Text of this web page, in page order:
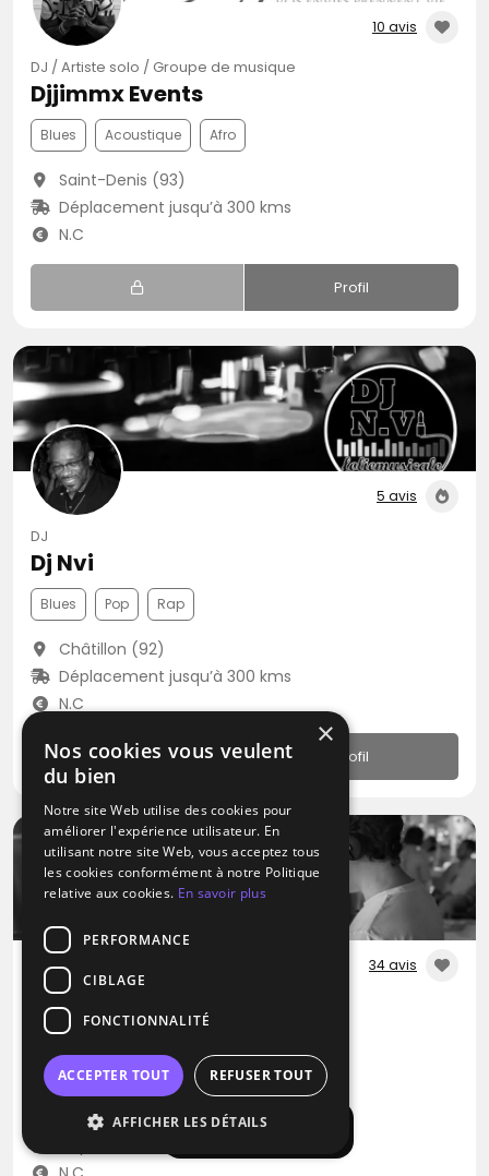
Afficher la carte
10 avis
DJ / Artiste solo / Groupe de musique
Djjimmx Events
Blues Acoustique Afro
Saint-Denis (93)
Déplacement jusqu’à 300 kms
N.C
Profil
5 avis
DJ
Dj Nvi
Blues Pop Rap
Châtillon (92)
Déplacement jusqu’à 300 kms
N.C
Profil
34 avis
DJ
Hy Event
Disco Musique Africaine RNB
Paris (75)
×
Nos cookies vous veulent
du bien
Notre site Web utilise des cookies pour
améliorer l'expérience utilisateur. En
utilisant notre site Web, vous acceptez tous
les cookies conformément à notre Politique
relative aux cookies. En savoir plus
PERFORMANCE
CIBLAGE
FONCTIONNALITÉ
ACCEPTER TOUT REFUSER TOUT
AFFICHER LES DÉTAILS